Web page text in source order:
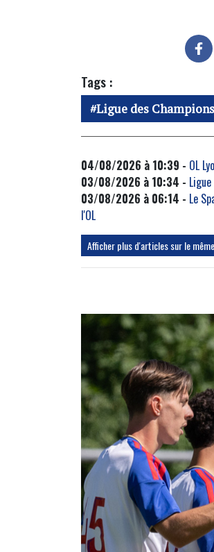
Tags :
Ligue des Champions
04/08/2026 à 10:39 - OL
03/08/2026 à 10:34 -
03/08/2026 à 06:14 - Le
l'OL
Afficher plus d'articles sur le